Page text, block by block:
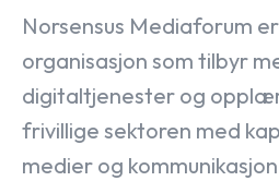
Norsensus Mediaforum
organisasjon som tilbyr
digitaltjenester og
frivillige sektoren med
medier og